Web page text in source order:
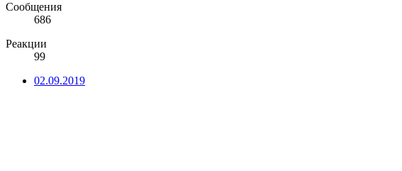
Сообщения
686
Реакции
99
02.09.2019